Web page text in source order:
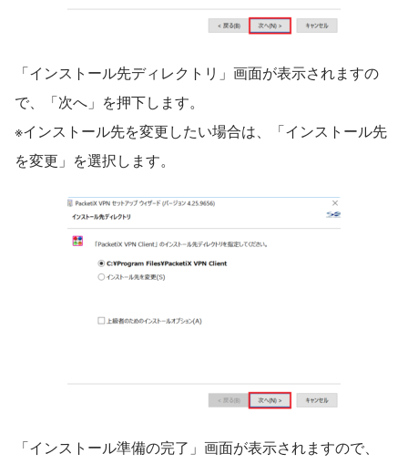
「インストール先ディレクトリ」画面が表示されますの
で、「次へ」を押下します。
※インストール先を変更したい場合は、「インストール先
を変更」を選択します。
「インストール準備の完了」画面が表示されますので、